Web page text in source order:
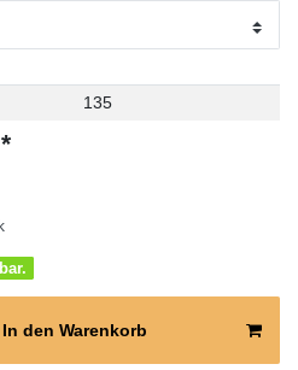
135
*
In den Warenkorb